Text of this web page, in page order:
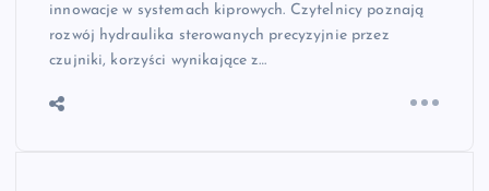
innowacje w systemach kiprowych. Czytelnicy poznają
rozwój hydraulika sterowanych precyzyjnie przez
czujniki, korzyści wynikające z…